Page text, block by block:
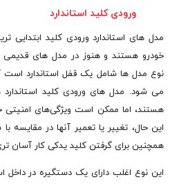
ورودی کلید استاندارد
مدل های استاندارد ورودی کلید
خودرو هستند و هنوز در مدل های قدیمی
نوع مدل ها شامل یک قفل استاندارد است
می شود. مدل های ورودی کلید
هستند، اما ممکن است ویژگی‌های امنیتی
این حال، تغییر یا تعمیر آنها در مقایسه
همچنین برای گرفتن کلید یدکی کار آسان
این نوع اغلب دارای یک دستگیره در